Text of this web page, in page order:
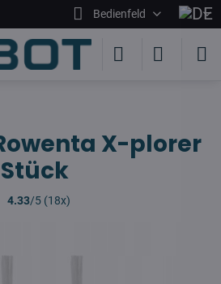
Bedienfeld
X-plorer
4.33/5 (18x)